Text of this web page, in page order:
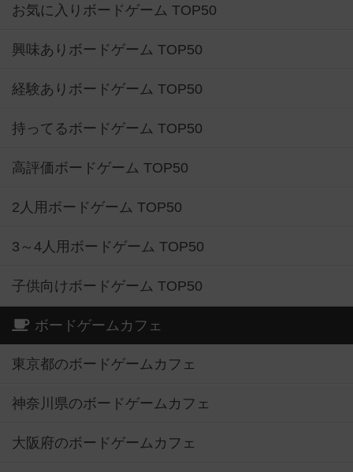
お気に入りボードゲーム TOP50
興味ありボードゲーム TOP50
経験ありボードゲーム TOP50
持ってるボードゲーム TOP50
高評価ボードゲーム TOP50
2人用ボードゲーム TOP50
3～4人用ボードゲーム TOP50
子供向けボードゲーム TOP50
ボードゲームカフェ
東京都のボードゲームカフェ
神奈川県のボードゲームカフェ
大阪府のボードゲームカフェ